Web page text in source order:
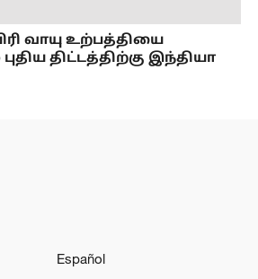
வாயு உற்பத்தியை
திட்டத்திற்கு இந்தியா
Español